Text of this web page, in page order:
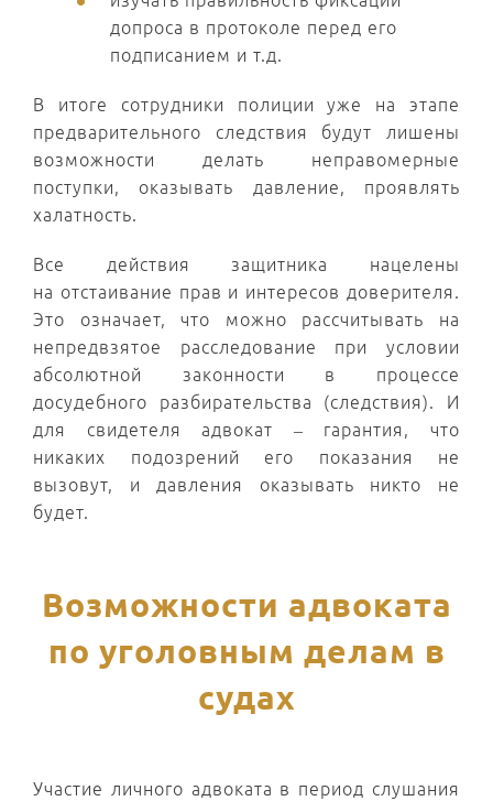
допроса в протоколе перед его
подписанием и т.д.
В итоге сотрудники полиции уже на этапе
предварительного следствия будут лишены
возможности делать неправомерные
поступки, оказывать давление, проявлять
халатность.
Все действия защитника нацелены
на отстаивание прав и интересов доверителя.
Это означает, что можно рассчитывать на
непредвзятое расследование при условии
абсолютной законности в процессе
досудебного разбирательства (следствия). И
для свидетеля адвокат – гарантия, что
никаких подозрений его показания не
вызовут, и давления оказывать никто не
будет.
Возможности адвоката
по уголовным делам в
судах
Участие личного адвоката в период слушания